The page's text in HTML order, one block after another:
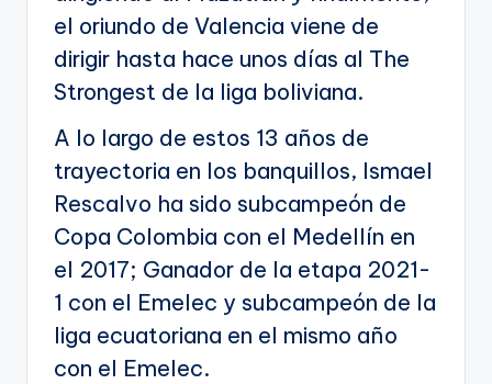
el oriundo de Valencia viene de
dirigir hasta hace unos días al The
Strongest de la liga boliviana.
A lo largo de estos 13 años de
trayectoria en los banquillos, Ismael
Rescalvo ha sido subcampeón de
Copa Colombia con el Medellín en
el 2017; Ganador de la etapa 2021-
1 con el Emelec y subcampeón de la
liga ecuatoriana en el mismo año
con el Emelec.